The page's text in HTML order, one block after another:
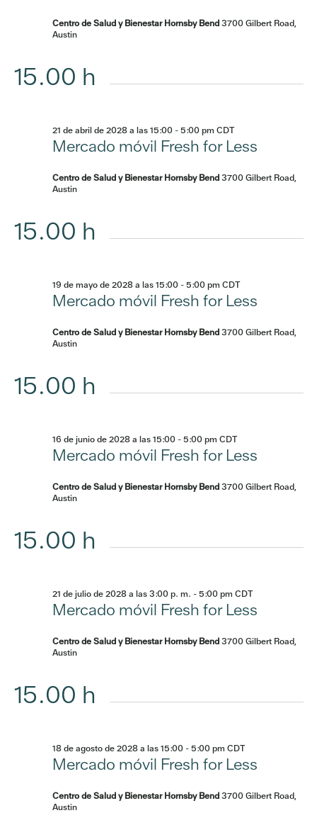
Centro de Salud y Bienestar Hornsby Bend3700 Gilbert Road,
Austin
15.00 h
Mercado móvil Fresh for Less
21 de abril de 2028 a las 15:00-5:00 pm CDT
Centro de Salud y Bienestar Hornsby Bend3700 Gilbert Road,
Austin
15.00 h
Mercado móvil Fresh for Less
19 de mayo de 2028 a las 15:00-5:00 pm CDT
Centro de Salud y Bienestar Hornsby Bend3700 Gilbert Road,
Austin
15.00 h
Mercado móvil Fresh for Less
16 de junio de 2028 a las 15:00-5:00 pm CDT
Centro de Salud y Bienestar Hornsby Bend3700 Gilbert Road,
Austin
15.00 h
Mercado móvil Fresh for Less
21 de julio de 2028 a las 3:00 p. m. -5:00 pm CDT
Centro de Salud y Bienestar Hornsby Bend3700 Gilbert Road,
Austin
15.00 h
Mercado móvil Fresh for Less
18 de agosto de 2028 a las 15:00-5:00 pm CDT
Centro de Salud y Bienestar Hornsby Bend3700 Gilbert Road,
Austin